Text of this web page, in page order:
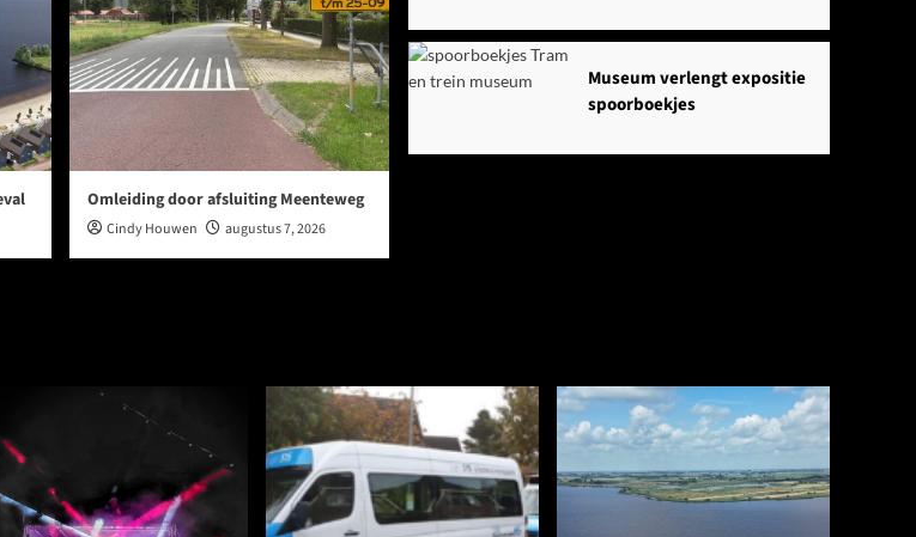
Omleiding door afsluiting Meenteweg
Cindy Houwen augustus 7, 2026
Museum verlengt expositie
spoorboekjes